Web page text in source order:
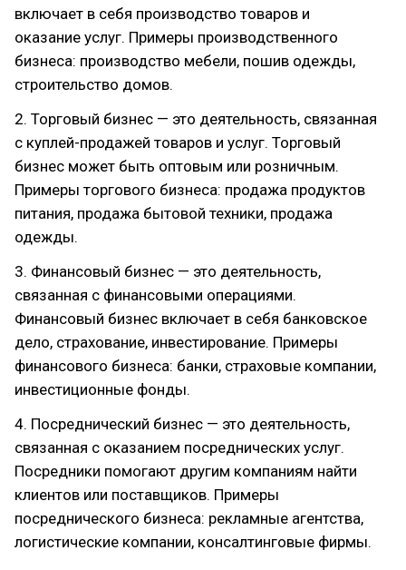
включает в себя производство товаров и
оказание услуг. Примеры производственного
бизнеса: производство мебели, пошив одежды,
строительство домов.
2. Торговый бизнес — это деятельность, связанная
с куплей-продажей товаров и услуг. Торговый
бизнес может быть оптовым или розничным.
Примеры торгового бизнеса: продажа продуктов
питания, продажа бытовой техники, продажа
одежды.
3. Финансовый бизнес — это деятельность,
связанная с финансовыми операциями.
Финансовый бизнес включает в себя банковское
дело, страхование, инвестирование. Примеры
финансового бизнеса: банки, страховые компании,
инвестиционные фонды.
4. Посреднический бизнес — это деятельность,
связанная с оказанием посреднических услуг.
Посредники помогают другим компаниям найти
клиентов или поставщиков. Примеры
посреднического бизнеса: рекламные агентства,
логистические компании, консалтинговые фирмы.